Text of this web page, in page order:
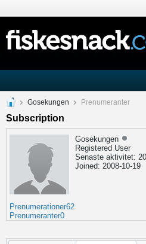
Gosekungen Prenumeranter
Subscription
Gosekungen
Registered User
Senaste aktivitet:
Joined: 2008-10-19
Prenumerationer62
Prenumeranter0